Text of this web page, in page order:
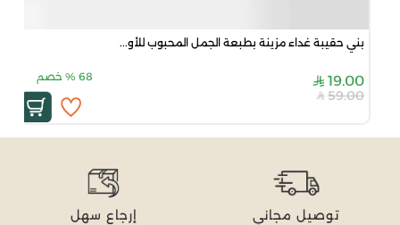
بني حقيبة غداء مزينة بطبعة الجمل المحبوب للأو...
19.00
68
% خصم
59.00
توصيل مجاني إرجاع سهل